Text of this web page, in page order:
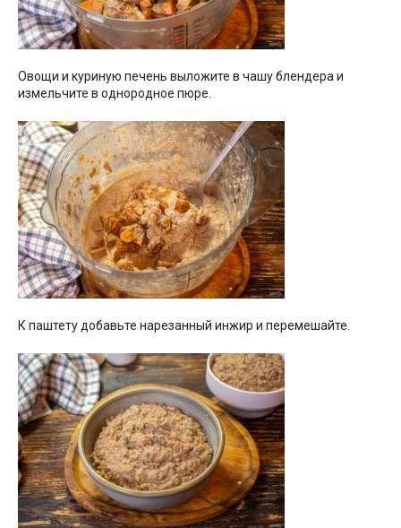
Овощи и куриную печень выложите в чашу блендера и
измельчите в однородное пюре.
К паштету добавьте нарезанный инжир и перемешайте.